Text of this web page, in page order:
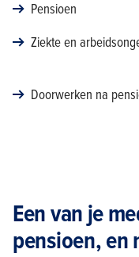
Pensioen
Ziekte en
Doorwerken na
Een van je
pensioen, en